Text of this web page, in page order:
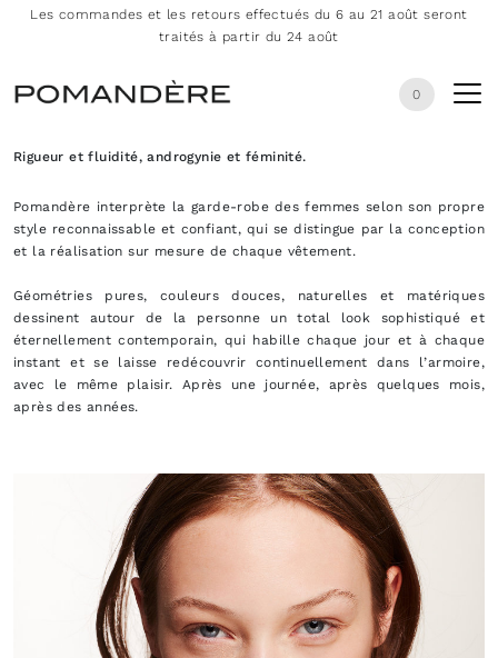
Les commandes et les retours effectués du 6 au 21 août seront
traités à partir du 24 août
0
Rigueur et fluidité, androgynie et féminité.
Pomandère interprète la garde-robe des femmes selon son propre
style reconnaissable et confiant, qui se distingue par la conception
et la réalisation sur mesure de chaque vêtement.
Géométries pures, couleurs douces, naturelles et matériques
dessinent autour de la personne un total look sophistiqué et
éternellement contemporain, qui habille chaque jour et à chaque
instant et se laisse redécouvrir continuellement dans l’armoire,
avec le même plaisir. Après une journée, après quelques mois,
après des années.